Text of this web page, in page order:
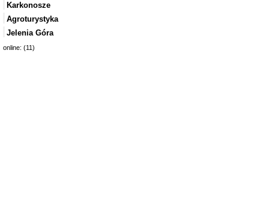
Karkonosze
Agroturystyka
Jelenia Góra
online: (11)